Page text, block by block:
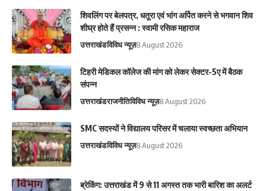
शिवलिंग पर बेलपत्र, धतूरा एवं भांग अर्पित करने से भगवान शिव
शीघ्र होते हैं प्रसन्न : स्वामी रसिक महाराज
उत्तराखंडविविध न्यूज़8 August 2026
टिहरी मेडिकल कॉलेज की मांग को लेकर सेक्टर-5ए में बैठक
संपन्न
उत्तराखंडराजनीतिविविध न्यूज़8 August 2026
SMC सदस्यों ने विद्यालय परिसर में चलाया स्वच्छता अभियान
उत्तराखंडविविध न्यूज़8 August 2026
ब्रेकिंग: उत्तराखंड में 9 से 11 अगस्त तक भारी बारिश का अलर्ट